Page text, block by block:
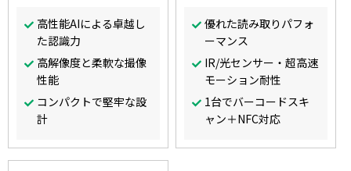
高性能AIによる卓越し
た認識力
高解像度と柔軟な撮像
性能
コンパクトで堅牢な設
計
優れた読み取りパフォ
ーマンス
IR/光センサー・超高速
モーション耐性
1台でバーコードスキ
ャン＋NFC対応